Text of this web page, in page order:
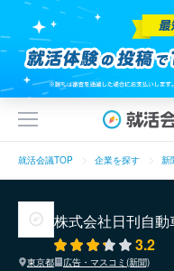
就活会議TOP 企業を探す 新
株式会社日刊自動
3.2
東京都
広告・マスコミ(新聞)